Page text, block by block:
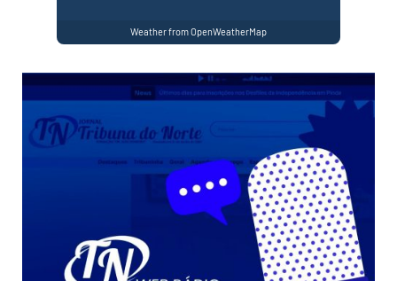
Weather from OpenWeatherMap